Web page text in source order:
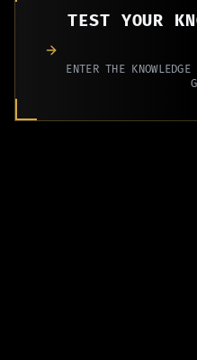
TEST YOUR
ENTER THE